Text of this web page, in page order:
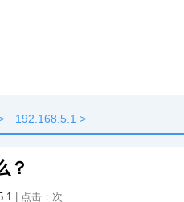
192.168.5.1 >
？
| 点击： 次